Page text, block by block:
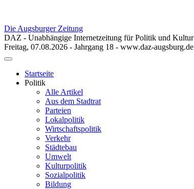
Die Augsburger Zeitung
DAZ - Unabhängige Internetzeitung für Politik und Kultur
Freitag, 07.08.2026 - Jahrgang 18 - www.daz-augsburg.de
Toggle
navigationStartseite
Politik
Alle Artikel
Aus dem Stadtrat
Parteien
Lokalpolitik
Wirtschaftspolitik
Verkehr
Städtebau
Umwelt
Kulturpolitik
Sozialpolitik
Bildung